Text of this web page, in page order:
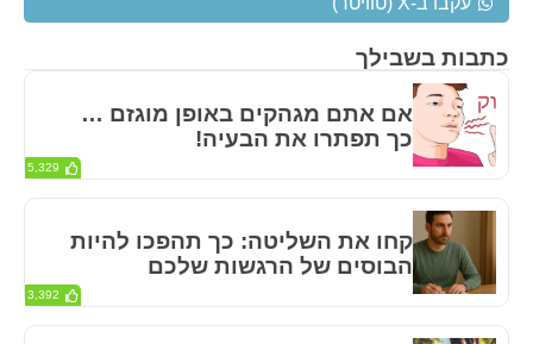
כתבות בשבילך
אם אתם מגהקים באופן מוגזם …
כך תפתרו את הבעיה!
5,329
קחו את השליטה: כך תהפכו להיות
הבוסים של הרגשות שלכם
3,392